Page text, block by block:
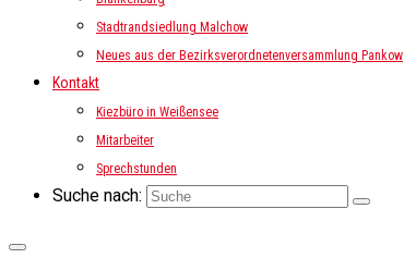
Stadtrandsiedlung Malchow
Neues aus der Bezirksverordnetenversammlung Pankow
Kontakt
Kiezbüro in Weißensee
Mitarbeiter
Sprechstunden
Suche nach: